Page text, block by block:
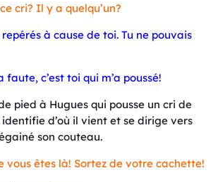
cri? Il y a quelqu’un?
à cause de toi. Tu ne pouvais
faute, c’est toi qui m’a poussé!
pied à Hugues qui pousse un cri de
d’où il vient et se dirige vers
son couteau.
vous êtes là! Sortez de votre cachette!